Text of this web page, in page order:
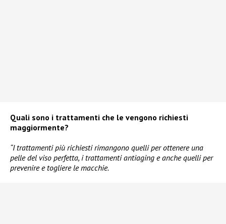
Quali sono i trattamenti che le vengono richiesti
maggiormente?
“I trattamenti più richiesti rimangono quelli per ottenere una
pelle del viso perfetta, i trattamenti antiaging e anche quelli per
prevenire e togliere le macchie.